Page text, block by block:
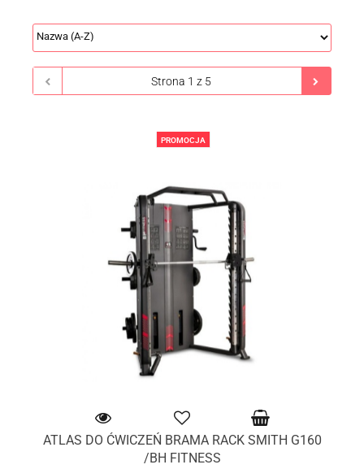
PROMOCJA
ATLAS DO ĆWICZEŃ BRAMA RACK SMITH G160
/BH FITNESS